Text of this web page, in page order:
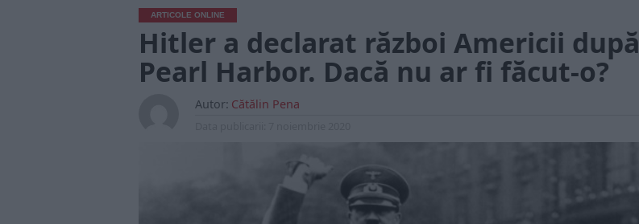
ARTICOLE ONLINE
Hitler a declarat război Americii după
Pearl Harbor. Dacă nu ar fi făcut-o?
Autor: Cătălin Pena